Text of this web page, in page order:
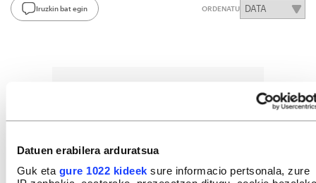
Datuen erabilera arduratsua
Guk eta gure 1022 kideek sure informacio pertsonala, zure
Iruzkin bat egin ORDENATU